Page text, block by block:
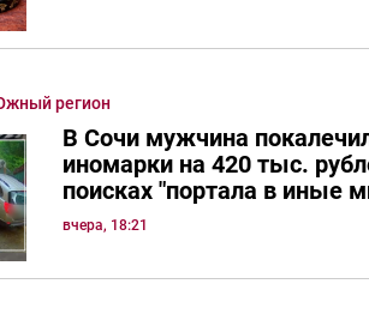
регион
В Сочи мужчина
иномарки на 420 тыс.
поисках "портала в иные
вчера, 18:21